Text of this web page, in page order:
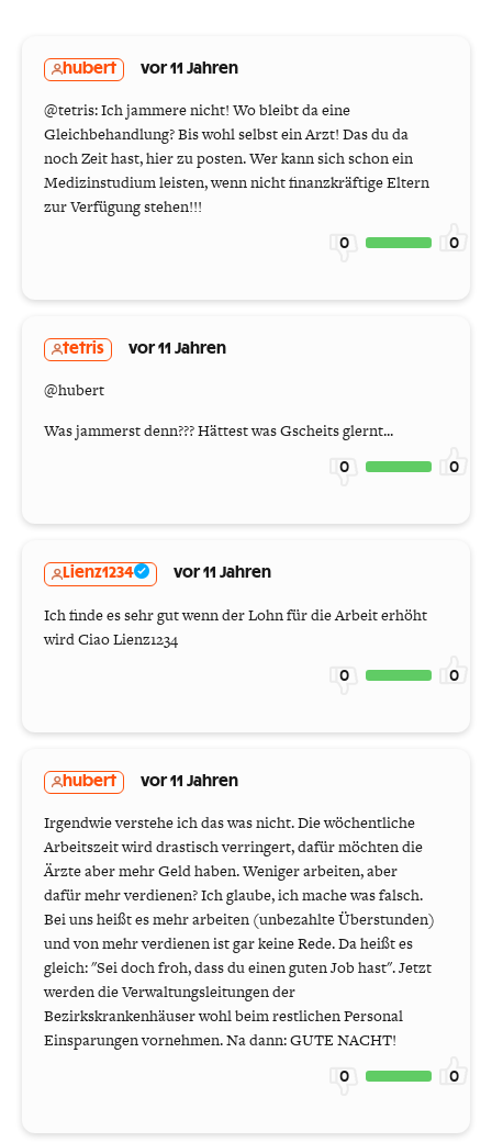
hubert vor 11 Jahren
@tetris: Ich jammere nicht! Wo bleibt da eine
Gleichbehandlung? Bis wohl selbst ein Arzt! Das du da
noch Zeit hast, hier zu posten. Wer kann sich schon ein
Medizinstudium leisten, wenn nicht finanzkräftige Eltern
zur Verfügung stehen!!!
0 0
tetris vor 11 Jahren
@hubert
Was jammerst denn??? Hättest was Gscheits glernt...
0 0
Lienz1234 vor 11 Jahren
Ich finde es sehr gut wenn der Lohn für die Arbeit erhöht
wird Ciao Lienz1234
0 0
hubert vor 11 Jahren
Irgendwie verstehe ich das was nicht. Die wöchentliche
Arbeitszeit wird drastisch verringert, dafür möchten die
Ärzte aber mehr Geld haben. Weniger arbeiten, aber
dafür mehr verdienen? Ich glaube, ich mache was falsch.
Bei uns heißt es mehr arbeiten (unbezahlte Überstunden)
und von mehr verdienen ist gar keine Rede. Da heißt es
gleich: "Sei doch froh, dass du einen guten Job hast". Jetzt
werden die Verwaltungsleitungen der
Bezirkskrankenhäuser wohl beim restlichen Personal
Einsparungen vornehmen. Na dann: GUTE NACHT!
0 0